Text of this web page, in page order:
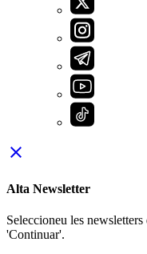
close
Alta Newsletter
Seleccioneu les
'Continuar'.